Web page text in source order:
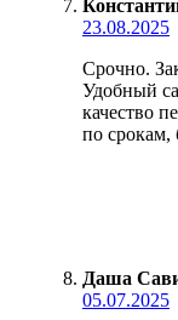
23.08.2025
Срочно.
Удобный
качество
по срокам,
Даша
05.07.2025